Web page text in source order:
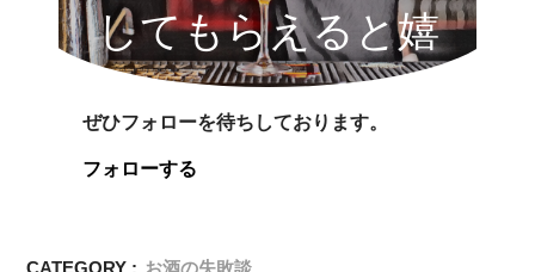
してもらえると嬉
しいです!
ぜひフォローを待ちしております。
フォローする
CATEGORY : お酒の失敗談